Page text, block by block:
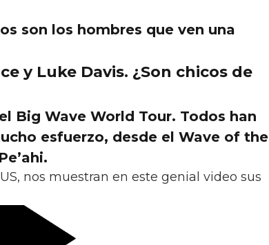
son los hombres que ven una
y Luke Davis. ¿Son chicos de
Big Wave World Tour. Todos han
esfuerzo, desde el Wave of the
nos muestran en este genial video sus